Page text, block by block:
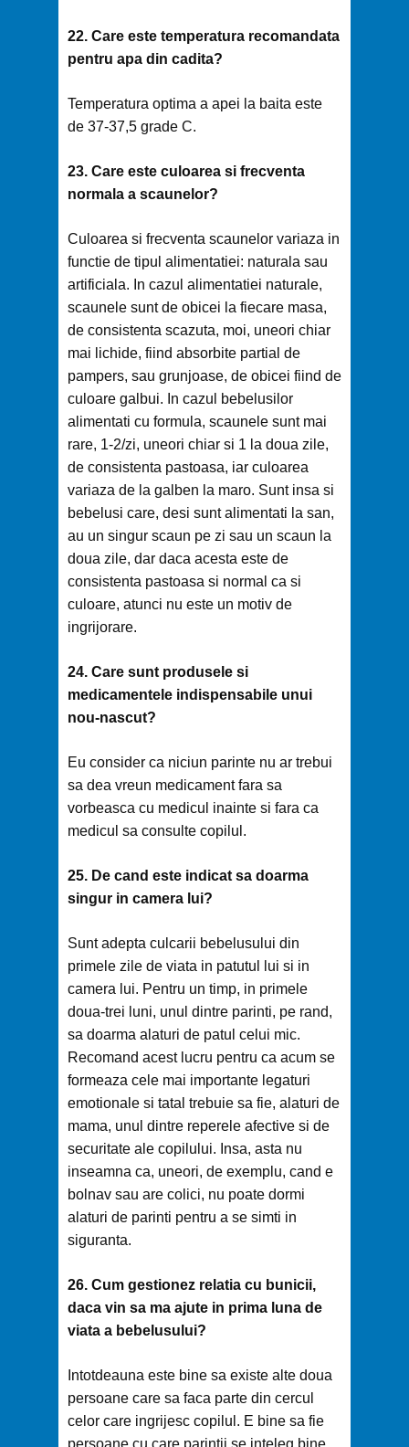
22. Care este temperatura recomandata
pentru apa din cadita?
Temperatura optima a apei la baita este
de 37-37,5 grade C.
23. Care este culoarea si frecventa
normala a scaunelor?
Culoarea si frecventa scaunelor variaza in
functie de tipul alimentatiei: naturala sau
artificiala. In cazul alimentatiei naturale,
scaunele sunt de obicei la fiecare masa,
de consistenta scazuta, moi, uneori chiar
mai lichide, fiind absorbite partial de
pampers, sau grunjoase, de obicei fiind de
culoare galbui. In cazul bebelusilor
alimentati cu formula, scaunele sunt mai
rare, 1-2/zi, uneori chiar si 1 la doua zile,
de consistenta pastoasa, iar culoarea
variaza de la galben la maro. Sunt insa si
bebelusi care, desi sunt alimentati la san,
au un singur scaun pe zi sau un scaun la
doua zile, dar daca acesta este de
consistenta pastoasa si normal ca si
culoare, atunci nu este un motiv de
ingrijorare.
24. Care sunt produsele si
medicamentele indispensabile unui
nou-nascut?
Eu consider ca niciun parinte nu ar trebui
sa dea vreun medicament fara sa
vorbeasca cu medicul inainte si fara ca
medicul sa consulte copilul.
25. De cand este indicat sa doarma
singur in camera lui?
Sunt adepta culcarii bebelusului din
primele zile de viata in patutul lui si in
camera lui. Pentru un timp, in primele
doua-trei luni, unul dintre parinti, pe rand,
sa doarma alaturi de patul celui mic.
Recomand acest lucru pentru ca acum se
formeaza cele mai importante legaturi
emotionale si tatal trebuie sa fie, alaturi de
mama, unul dintre reperele afective si de
securitate ale copilului. Insa, asta nu
inseamna ca, uneori, de exemplu, cand e
bolnav sau are colici, nu poate dormi
alaturi de parinti pentru a se simti in
siguranta.
26. Cum gestionez relatia cu bunicii,
daca vin sa ma ajute in prima luna de
viata a bebelusului?
Intotdeauna este bine sa existe alte doua
persoane care sa faca parte din cercul
celor care ingrijesc copilul. E bine sa fie
persoane cu care parintii se inteleg bine